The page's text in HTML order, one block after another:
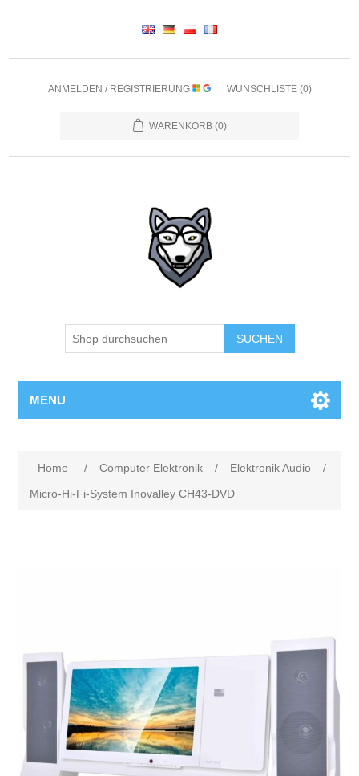
ANMELDEN / REGISTRIERUNG WUNSCHLISTE (0)
WARENKORB (0)
SUCHEN
MENU
Home / Computer Elektronik / Elektronik Audio
/
Micro-Hi-Fi-System Inovalley CH43-DVD